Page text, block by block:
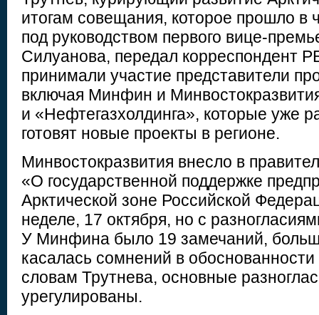
итогам совещания, которое прошло в
под руководством первого вице-
Силуанова, передал корреспондент
принимали участие представители
включая Минфин и
и «Нефтегазхолдинга», которые уже
готовят новые проекты в регионе.
Минвостокразвития внесло в
«О государственной поддержке
Арктической зоне Российской
неделе, 17 октября, но с
У Минфина было 19 замечаний,
касалась сомнений в обоснованности
словам Трутнева, основные
урегулированы.